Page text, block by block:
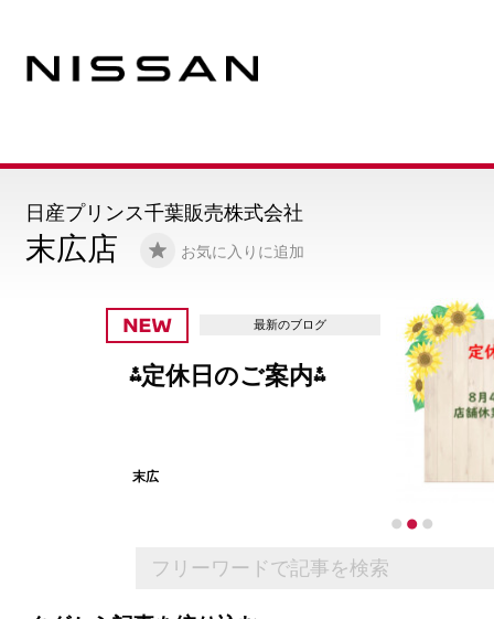
末広店 お気に入りに追加
日産プリンス千葉販売株式会社
最新のブログ
エクストレイル☆